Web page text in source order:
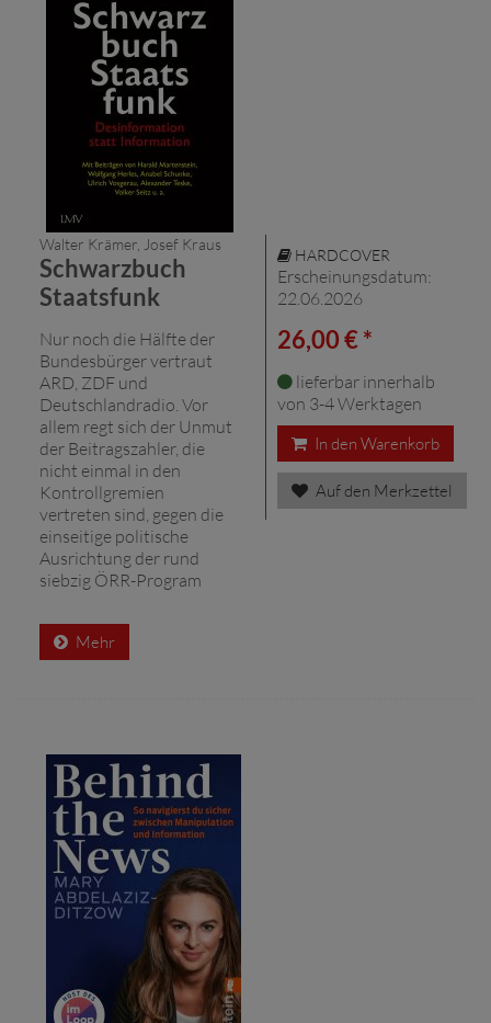
Walter Krämer, Josef Kraus
Schwarzbuch
Staatsfunk
Nur noch die Hälfte der
Bundesbürger vertraut
ARD, ZDF und
Deutschlandradio. Vor
allem regt sich der Unmut
der Beitragszahler, die
nicht einmal in den
Kontrollgremien
vertreten sind, gegen die
einseitige politische
Ausrichtung der rund
siebzig ÖRR-Program
Mehr
HARDCOVER
Erscheinungsdatum:
22.06.2026
26,00 € *
lieferbar innerhalb
von 3-4 Werktagen
In den Warenkorb
Auf den Merkzettel